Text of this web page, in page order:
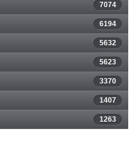
7074
6194
5632
5623
3370
1407
1263